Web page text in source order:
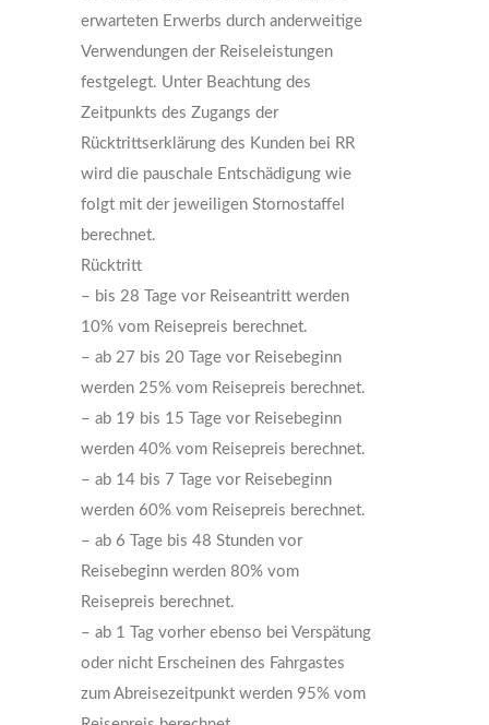
erwarteten Erwerbs durch anderweitige
Verwendungen der Reiseleistungen
festgelegt. Unter Beachtung des
Zeitpunkts des Zugangs der
Rücktrittserklärung des Kunden bei RR
wird die pauschale Entschädigung wie
folgt mit der jeweiligen Stornostaffel
berechnet.
Rücktritt
– bis 28 Tage vor Reiseantritt werden
10% vom Reisepreis berechnet.
– ab 27 bis 20 Tage vor Reisebeginn
werden 25% vom Reisepreis berechnet.
– ab 19 bis 15 Tage vor Reisebeginn
werden 40% vom Reisepreis berechnet.
– ab 14 bis 7 Tage vor Reisebeginn
werden 60% vom Reisepreis berechnet.
– ab 6 Tage bis 48 Stunden vor
Reisebeginn werden 80% vom
Reisepreis berechnet.
– ab 1 Tag vorher ebenso bei Verspätung
oder nicht Erscheinen des Fahrgastes
zum Abreisezeitpunkt werden 95% vom